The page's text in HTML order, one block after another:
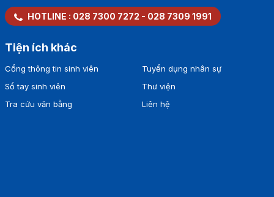
HOTLINE : 028 7300 7272 - 028 7309 1991
Tiện ích khác
Cổng thông tin sinh viên
Sổ tay sinh viên
Tra cứu văn bằng
Tuyển dụng nhân sự
Thư viện
Liên hệ